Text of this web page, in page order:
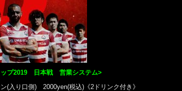
ップ2019 日本戦 営業システム>
(入り口側) 2000yen(税込)《2ドリンク付き》